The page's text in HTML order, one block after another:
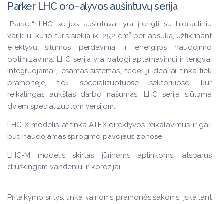
Parker LHC oro–alyvos aušintuvų serija
„Parker“ LHC serijos aušintuvai yra įrengti su hidrauliniu
varikliu, kurio tūris siekia iki 25,2 cm³ per apsuką, užtikrinant
efektyvų šilumos perdavimą ir energijos naudojimo
optimizavimą. LHC serija yra patogi aptarnavimui ir lengvai
integruojama į esamas sistemas, todėl ji idealiai tinka tiek
pramonėje, tiek specializuotuose sektoriuose, kur
reikalingas aukštas darbo našumas. LHC serija siūloma
dviem specializuotom versijom:
LHC-X modelis atitinka ATEX direktyvos reikalavimus ir gali
būti naudojamas sprogimo pavojaus zonose.
LHC-M modelis skirtas jūrinėms aplinkoms, atsparus
druskingam vandeniui ir korozijai.
Pritaikymo sritys: tinka vairioms pramonės šakoms, įskaitant